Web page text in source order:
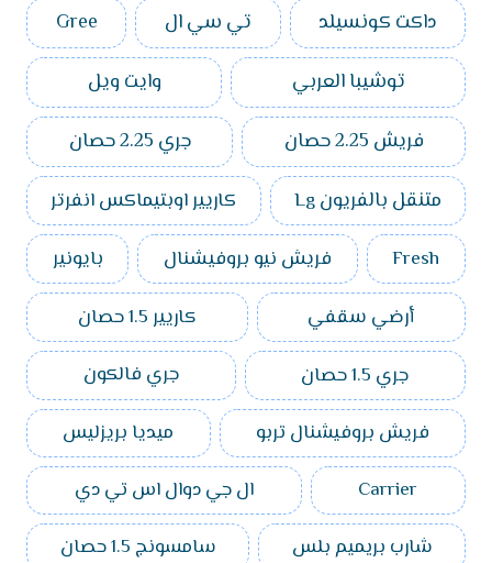
داكت كونسيلد
تي سي ال
Gree
توشيبا العربي
وايت ويل
فريش 2.25 حصان
جري 2.25 حصان
متنقل بالفريون Lg
كاريير اوبتيماكس انفرتر
Fresh
فريش نيو بروفيشنال
بايونير
أرضي سقفي
كاريير 1.5 حصان
جري 1.5 حصان
جري فالكون
فريش بروفيشنال تربو
ميديا بريزليس
Carrier
ال جي دوال اس تي دي
شارب بريميم بلس
سامسونج 1.5 حصان